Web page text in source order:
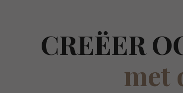
CREËER
met